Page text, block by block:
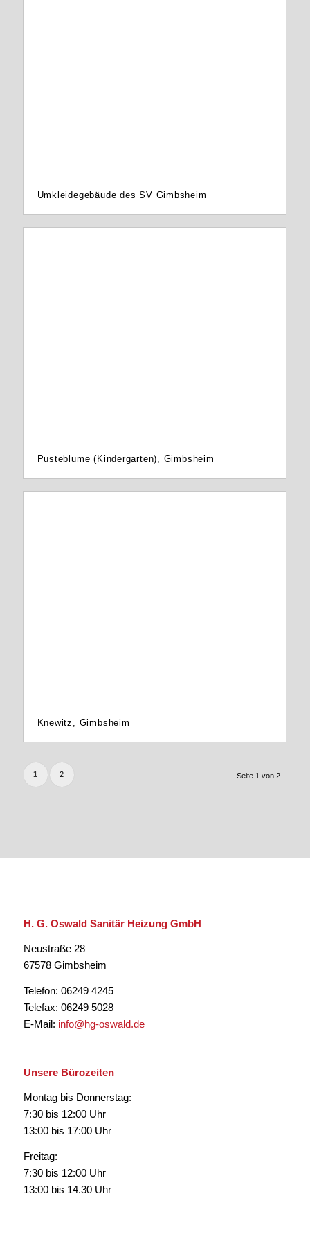
Umkleidegebäude des SV Gimbsheim
Pusteblume (Kindergarten), Gimbsheim
Knewitz, Gimbsheim
Seite 1 von 2
1 2
H. G. Oswald Sanitär Heizung GmbH
Neustraße 28
67578 Gimbsheim
Telefon: 06249 4245
Telefax: 06249 5028
E-Mail: info@hg-oswald.de
Unsere Bürozeiten
Montag bis Donnerstag:
7:30 bis 12:00 Uhr
13:00 bis 17:00 Uhr
Freitag:
7:30 bis 12:00 Uhr
13:00 bis 14.30 Uhr